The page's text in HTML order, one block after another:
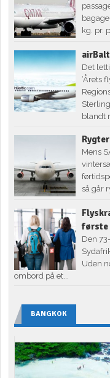
kg. pr.
Det
‘Årets
blandt
Mens
så går
første
Den
Uden
ombord på et...
BANGKOK